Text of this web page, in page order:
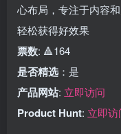
心布局，专注于内容
轻松获得好效果
票数: 🔺164
是否精选 ：是
产品网站: 立即访问
Product Hunt: 立即访